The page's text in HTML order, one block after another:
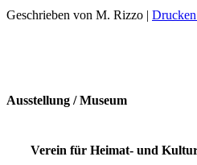
Geschrieben von M. Rizzo | Drucken
Ausstellung / Museum
Verein für Heimat- und